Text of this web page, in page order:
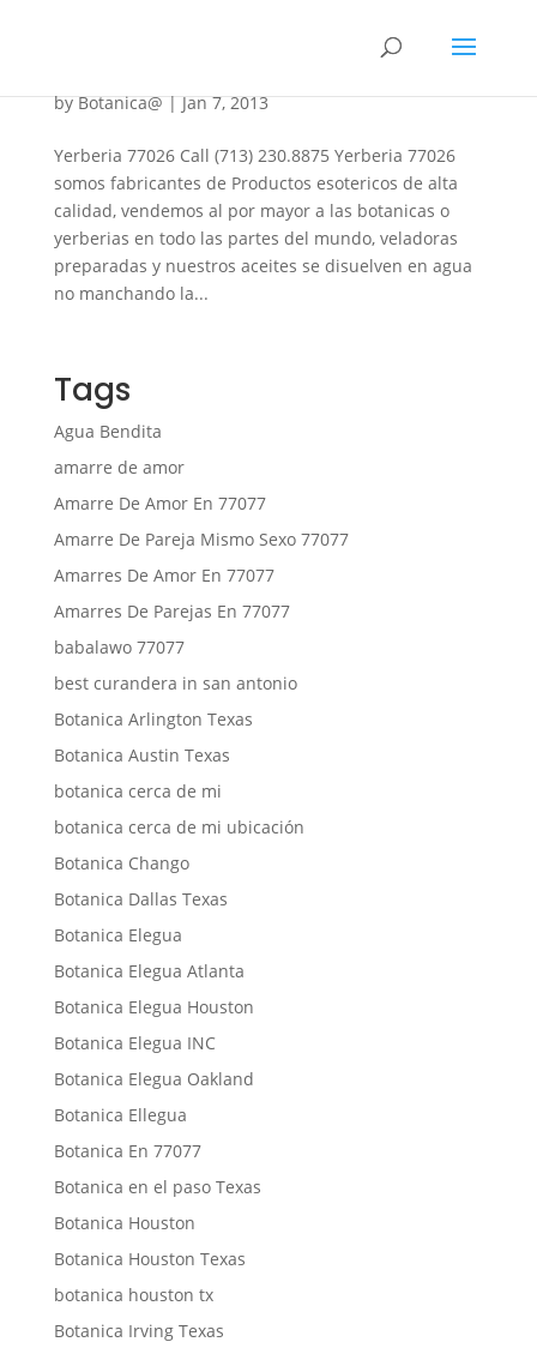
byBotanica@|Jan 7, 2013
Yerberia 77026 Call (713) 230.8875 Yerberia 77026
somos fabricantes de Productos esotericos de alta
calidad, vendemos al por mayor a las botanicas o
yerberias en todo las partes del mundo, veladoras
preparadas y nuestros aceites se disuelven en agua
no manchando la...
Tags
Agua Bendita
amarre de amor
Amarre De Amor En 77077
Amarre De Pareja Mismo Sexo 77077
Amarres De Amor En 77077
Amarres De Parejas En 77077
babalawo 77077
best curandera in san antonio
Botanica Arlington Texas
Botanica Austin Texas
botanica cerca de mi
botanica cerca de mi ubicación
Botanica Chango
Botanica Dallas Texas
Botanica Elegua
Botanica Elegua Atlanta
Botanica Elegua Houston
Botanica Elegua INC
Botanica Elegua Oakland
Botanica Ellegua
Botanica En 77077
Botanica en el paso Texas
Botanica Houston
Botanica Houston Texas
botanica houston tx
Botanica Irving Texas